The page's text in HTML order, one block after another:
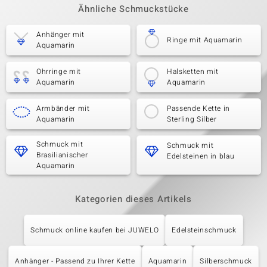
Ähnliche Schmuckstücke
Anhänger mit
Aquamarin
Ringe mit Aquamarin
Ohrringe mit
Aquamarin
Halsketten mit
Aquamarin
Armbänder mit
Aquamarin
Passende Kette in
Sterling Silber
Schmuck mit
Brasilianischer
Aquamarin
Schmuck mit
Edelsteinen in blau
Kategorien dieses Artikels
Schmuck online kaufen bei JUWELO Edelsteinschmuck
Anhänger - Passend zu Ihrer Kette Aquamarin Silberschmuck